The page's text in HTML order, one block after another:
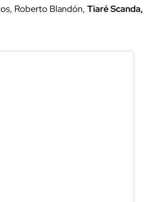
Roberto Blandón, Tiaré Scanda,